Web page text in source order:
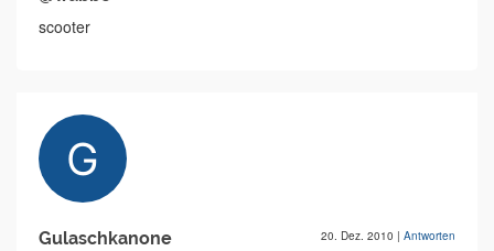
scooter
Gulaschkanone 20. Dez. 2010 | Antworten